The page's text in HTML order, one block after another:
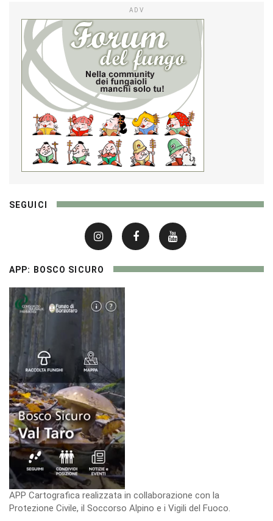
ADV
SEGUICI
APP: BOSCO SICURO
APP Cartografica realizzata in collaborazione con la
Protezione Civile, il Soccorso Alpino e i Vigili del Fuoco.